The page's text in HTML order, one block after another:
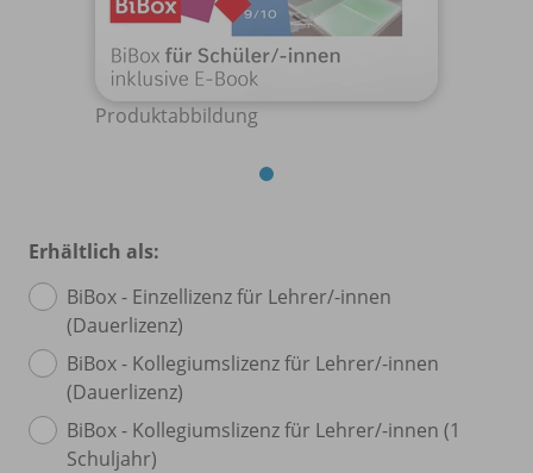
Produktabbildung
Erhältlich als:
BiBox - Einzellizenz für Lehrer/-innen
(Dauerlizenz)
BiBox - Kollegiumslizenz für Lehrer/-innen
(Dauerlizenz)
BiBox - Kollegiumslizenz für Lehrer/-innen (1
Schuljahr)